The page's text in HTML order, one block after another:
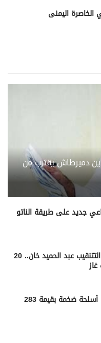
الخاصرة اليمنى
دميرطاش يقترب من
جديد على طريقة الناتو
حصاد 4 سنوات لسفينة التتنقيب عبد الحميد خان.. 20
تركيا تزوّد أوكرانيا بحزمة أسلحة ضخمة بقيمة 283